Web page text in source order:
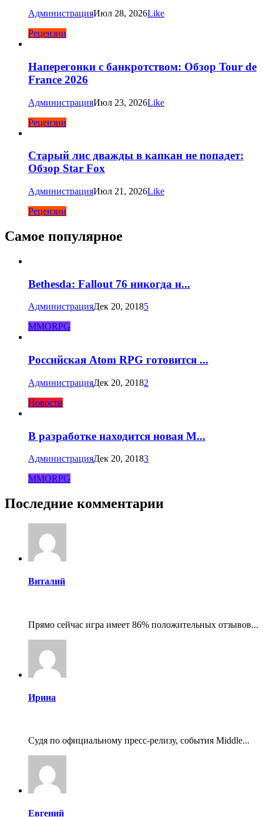
АдминистрацияИюл 28, 2026Like
Рецензии
Наперегонки с банкротством: Обзор Tour de
France 2026
АдминистрацияИюл 23, 2026Like
Рецензии
Старый лис дважды в капкан не попадет:
Обзор Star Fox
АдминистрацияИюл 21, 2026Like
Рецензии
Самое популярное
Bethesda: Fallout 76 никогда н...
АдминистрацияДек 20, 20185
MMORPG
Российская Atom RPG готовится ...
АдминистрацияДек 20, 20182
Новости
В разработке находится новая M...
АдминистрацияДек 20, 20183
MMORPG
Последние комментарии
Виталий
Прямо сейчас игра имеет 86% положительных отзывов...
Ирина
Судя по официальному пресс-релизу, события Middle...
Евгений